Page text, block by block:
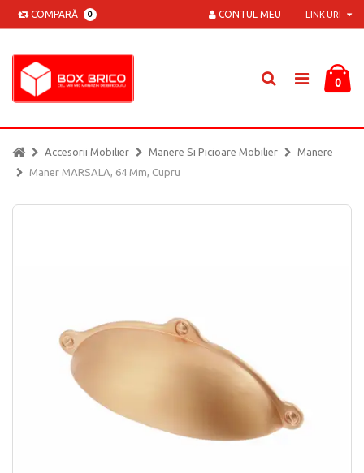
COMPARĂ 0 LINK-URI
CONTUL MEU
0
Accesorii Mobilier Manere Si Picioare Mobilier
Manere
Maner MARSALA, 64 Mm, Cupru